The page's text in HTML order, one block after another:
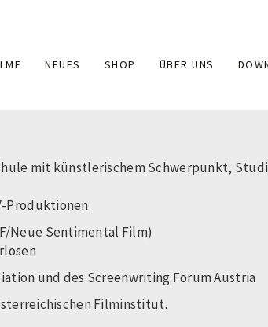
NEUES SHOP ÜBER UNS
mit künstlerischem Schwerpunkt,
Produktionen
Neue Sentimental Film)
und des Screenwriting Forum Austria
Filminstitut.